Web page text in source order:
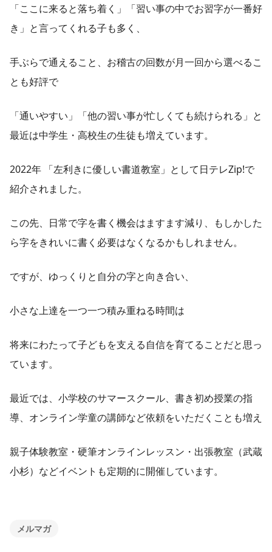
「ここに来ると落ち着く」「習い事の中でお習字が一番好
き」と言ってくれる子も多く、
手ぶらで通えること、お稽古の回数が月一回から選べるこ
とも好評で
「通いやすい」「他の習い事が忙しくても続けられる」と
最近は中学生・高校生の生徒も増えています。
2022年 「左利きに優しい書道教室」として日テレZip!で
紹介されました。
この先、日常で字を書く機会はますます減り、もしかした
ら字をきれいに書く必要はなくなるかもしれません。
ですが、ゆっくりと自分の字と向き合い、
小さな上達を一つ一つ積み重ねる時間は
将来にわたって子どもを支える自信を育てることだと思っ
ています。
最近では、小学校のサマースクール、書き初め授業の指
導、オンライン学童の講師など依頼をいただくことも増え
親子体験教室・硬筆オンラインレッスン・出張教室（武蔵
小杉）などイベントも定期的に開催しています。
メルマガ